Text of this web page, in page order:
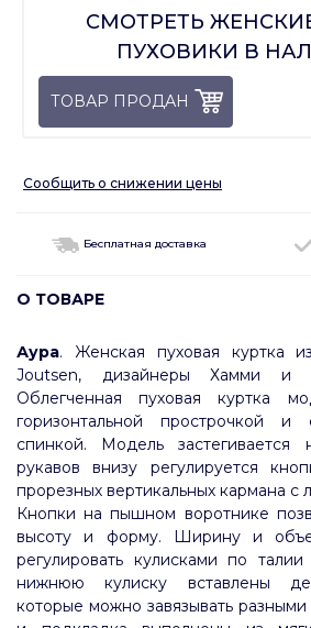
СМОТРЕТЬ
ПУХОВИКИ В
ТОВАР ПРОДАН
Сообщить о снижении цены
Бесплатная доставка
О ТОВАРЕ
Аура. Женская пуховая куртка
Joutsen, дизайнеры Хамми и
Облегченная пуховая куртка
горизонтальной прострочкой и
спинкой. Модель
рукавов внизу регулируется
прорезных вертикальных кармана с
Кнопки на пышном воротнике
высоту и форму. Ширину и
регулировать кулисками по
нижнюю кулиску вставлены
которые можно завязывать